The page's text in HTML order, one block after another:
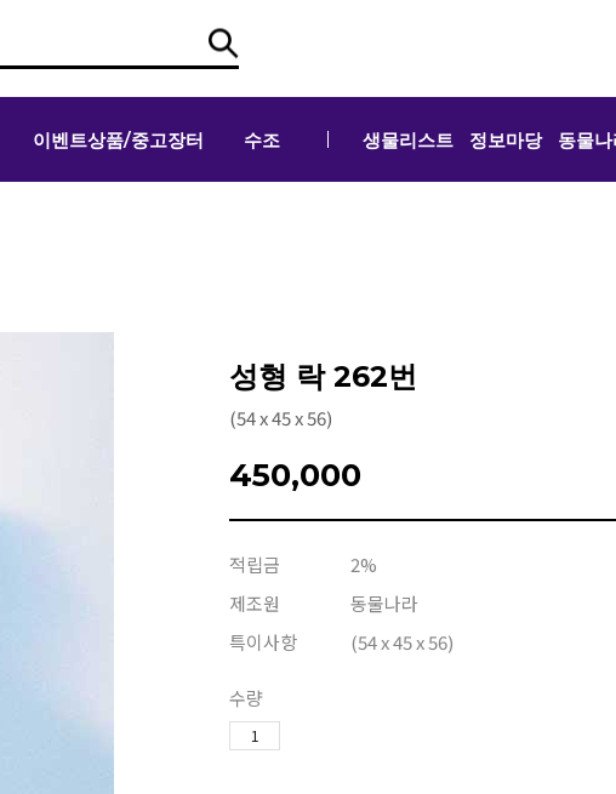
이벤트상품/중고장터 수조 생물리스트 정보마당 동물
성형 락 262번
(54 x 45 x 56)
450,000
적립금
2%
제조원
동물나라
특이사항
(54 x 45 x 56)
수량